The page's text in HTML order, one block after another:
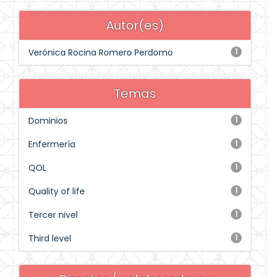
Autor(es)
1
Verónica Rocina Romero Perdomo
Temas
1
Dominios
1
Enfermería
1
QOL
1
Quality of life
1
Tercer nivel
1
Third level